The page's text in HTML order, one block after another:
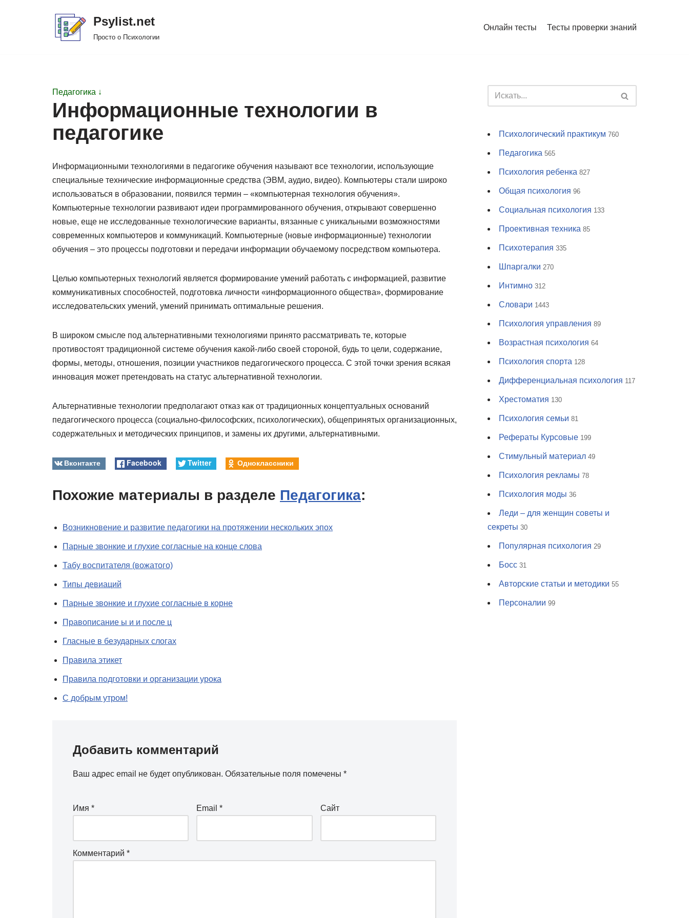
Psylist.net
Просто о Психологии
Онлайн тесты Тесты проверки знаний
Педагогика ↓
Информационные технологии в
педагогике
Информационными технологиями в педагогике обучения называют все технологии, использующие
специальные технические информационные средства (ЭВМ, аудио, видео). Компьютеры стали широко
использоваться в образовании, появился термин – «компьютерная технология обучения».
Компьютерные технологии развивают идеи программированного обучения, открывают совершенно
новые, еще не исследованные технологические варианты, вязанные с уникальными возможностями
современных компьютеров и коммуникаций. Компьютерные (новые информационные) технологии
обучения – это процессы подготовки и передачи информации обучаемому посредством компьютера.
Целью компьютерных технологий является формирование умений работать с информацией, развитие
коммуникативных способностей, подготовка личности «информационного общества», формирование
исследовательских умений, умений принимать оптимальные решения.
В широком смысле под альтернативными технологиями принято рассматривать те, которые
противостоят традиционной системе обучения какой-либо своей стороной, будь то цели, содержание,
формы, методы, отношения, позиции участников педагогического процесса. С этой точки зрения всякая
инновация может претендовать на статус альтернативной технологии.
Альтернативные технологии предполагают отказ как от традиционных концептуальных оснований
педагогического процесса (социально-философских, психологических), общепринятых организационных,
содержательных и методических принципов, и замены их другими, альтернативными.
Вконтакте Facebook Twitter Одноклассники
Похожие материалы в разделе Педагогика:
Возникновение и развитие педагогики на протяжении нескольких эпох
Парные звонкие и глухие согласные на конце слова
Табу воспитателя (вожатого)
Типы девиаций
Парные звонкие и глухие согласные в корне
Правописание ы и и после ц
Гласные в безударных слогах
Правила этикет
Правила подготовки и организации урока
С добрым утром!
Добавить комментарий
Ваш адрес email не будет опубликован. Обязательные поля помечены *
Имя * Email* Сайт
Комментарий *
Психологический практикум 760
Педагогика 565
Психология ребенка 827
Общая психология 96
Социальная психология 133
Проективная техника 85
Психотерапия 335
Шпаргалки 270
Интимно 312
Словари 1443
Психология управления 89
Возрастная психология 64
Психология спорта 128
Дифференциальная психология 117
Хрестоматия 130
Психология семьи 81
Рефераты Курсовые 199
Стимульный материал 49
Психология рекламы 78
Психология моды 36
Леди – для женщин советы и
секреты 30
Популярная психология 29
Босс 31
Авторские статьи и методики 55
Персоналии 99